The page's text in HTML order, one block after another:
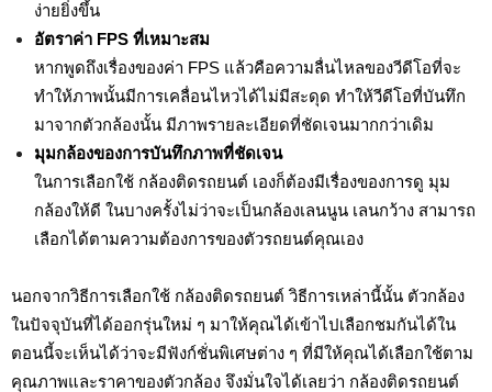
ง่ายยิ่งขึ้น
อัตราค่า FPS ที่เหมาะสม
หากพูดถึงเรื่องของค่า FPS แล้วคือความลื่นไหลของวีดีโอที่จะ
ทำให้ภาพนั้นมีการเคลื่อนไหวได้ไม่มีสะดุด ทำให้วีดีโอที่บันทึก
มาจากตัวกล้องนั้น มีภาพรายละเอียดที่ชัดเจนมากกว่าเดิม
มุมกล้องของการบันทึกภาพที่ชัดเจน
ในการเลือกใช้ กล้องติดรถยนต์ เองก็ต้องมีเรื่องของการดู มุม
กล้องให้ดี ในบางครั้งไม่ว่าจะเป็นกล้องเลนนูน เลนกว้าง สามารถ
เลือกได้ตามความต้องการของตัวรถยนต์คุณเอง
นอกจากวิธีการเลือกใช้ กล้องติดรถยนต์ วิธีการเหล่านี้นั้น ตัวกล้อง
ในปัจจุบันที่ได้ออกรุ่นใหม่ ๆ มาให้คุณได้เข้าไปเลือกชมกันได้ใน
ตอนนี้จะเห็นได้ว่าจะมีฟังก์ชั่นพิเศษต่าง ๆ ที่มีให้คุณได้เลือกใช้ตาม
คุณภาพและราคาของตัวกล้อง จึงมั่นใจได้เลยว่า กล้องติดรถยนต์